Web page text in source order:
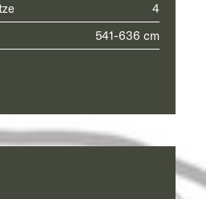
4
541-636 cm